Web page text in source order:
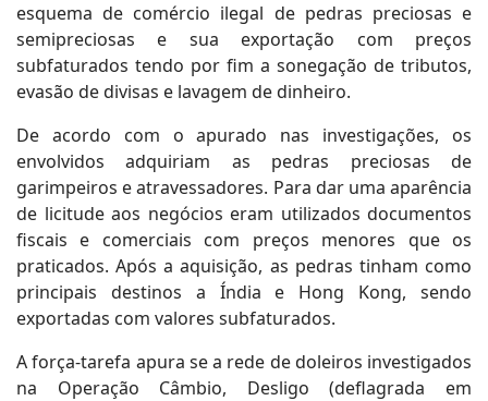
esquema de comércio ilegal de pedras preciosas e
semipreciosas e sua exportação com preços
subfaturados tendo por fim a sonegação de tributos,
evasão de divisas e lavagem de dinheiro.
De acordo com o apurado nas investigações, os
envolvidos adquiriam as pedras preciosas de
garimpeiros e atravessadores. Para dar uma aparência
de licitude aos negócios eram utilizados documentos
fiscais e comerciais com preços menores que os
praticados. Após a aquisição, as pedras tinham como
principais destinos a Índia e Hong Kong, sendo
exportadas com valores subfaturados.
A força-tarefa apura se a rede de doleiros investigados
na Operação Câmbio, Desligo (deflagrada em